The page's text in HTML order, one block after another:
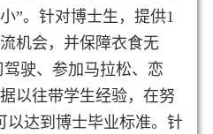
”。针对博士生，提供1
机会，并保障衣食无
驶、参加马拉松、恋
以往带学生经验，在努
以达到博士毕业标准。针